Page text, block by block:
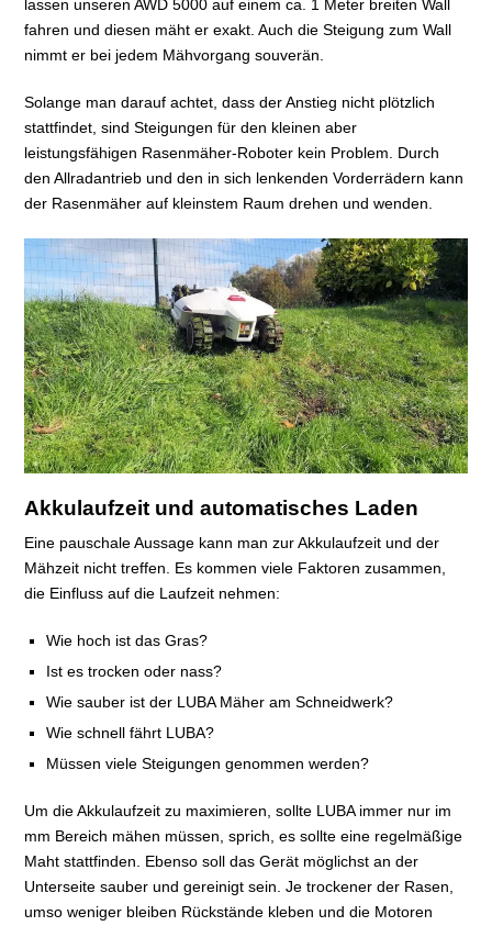
lassen unseren AWD 5000 auf einem ca. 1 Meter breiten Wall
fahren und diesen mäht er exakt. Auch die Steigung zum Wall
nimmt er bei jedem Mähvorgang souverän.
Solange man darauf achtet, dass der Anstieg nicht plötzlich
stattfindet, sind Steigungen für den kleinen aber
leistungsfähigen Rasenmäher-Roboter kein Problem. Durch
den Allradantrieb und den in sich lenkenden Vorderrädern kann
der Rasenmäher auf kleinstem Raum drehen und wenden.
Akkulaufzeit und automatisches Laden
Eine pauschale Aussage kann man zur Akkulaufzeit und der
Mähzeit nicht treffen. Es kommen viele Faktoren zusammen,
die Einfluss auf die Laufzeit nehmen:
Wie hoch ist das Gras?
Ist es trocken oder nass?
Wie sauber ist der LUBA Mäher am Schneidwerk?
Wie schnell fährt LUBA?
Müssen viele Steigungen genommen werden?
Um die Akkulaufzeit zu maximieren, sollte LUBA immer nur im
mm Bereich mähen müssen, sprich, es sollte eine regelmäßige
Maht stattfinden. Ebenso soll das Gerät möglichst an der
Unterseite sauber und gereinigt sein. Je trockener der Rasen,
umso weniger bleiben Rückstände kleben und die Motoren